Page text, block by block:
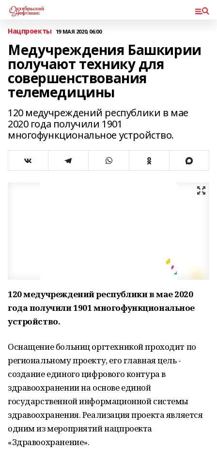
Нацпроекты 19 МАЯ 2020, 06:00
Медучреждения Башкирии
получают технику для
совершенствования
телемедицины
120 медучреждений республики в мае
2020 года получили 1901
многофункциональное устройство.
120 медучреждений республики в мае 2020
года получили 1901 многофункциональное
устройство.
Оснащение больниц оргтехникой проходит по
региональному проекту, его главная цель -
создание единого цифрового контура в
здравоохранении на основе единой
государственной информационной системы
здравоохранения. Реализация проекта является
одним из мероприятий нацпроекта
«Здравоохранение».